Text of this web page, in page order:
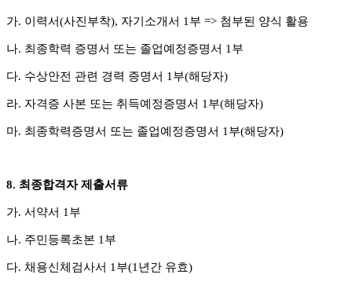
가. 이력서(사진부착), 자기소개서 1부 => 첨부된 양식 활용
나. 최종학력 증명서 또는 졸업예정증명서 1부
다. 수상안전 관련 경력 증명서 1부(해당자)
라. 자격증 사본 또는 취득예정증명서 1부(해당자)
마. 최종학력증명서 또는 졸업예정증명서 1부(해당자)
8. 최종합격자 제출서류
가. 서약서 1부
나. 주민등록초본 1부
다. 채용신체검사서 1부(1년간 유효)